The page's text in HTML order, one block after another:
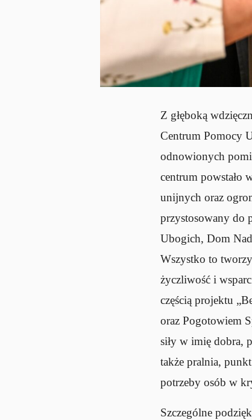
Z głęboką
Centrum Pomocy
odnowionych
centrum powstało
unijnych oraz
przystosowany do
Ubogich, Dom
Wszystko to
życzliwość i
częścią projektu
oraz Pogotowiem
siły w imię dobra,
także pralnia,
potrzeby osób w
Szczególne